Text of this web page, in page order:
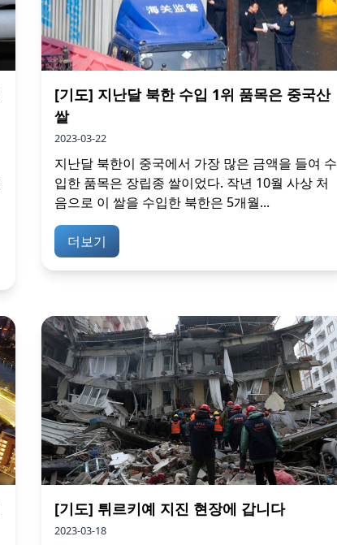
[기도] 지난달 북한 수입 1위 품목은 중국산
쌀
2023-03-22
지난달 북한이 중국에서 가장 많은 금액을 들여 수
입한 품목은 장립종 쌀이었다. 작년 10월 사상 처
음으로 이 쌀을 수입한 북한은 5개월...
더보기
[기도] 튀르키예 지진 현장에 갑니다
2023-03-18